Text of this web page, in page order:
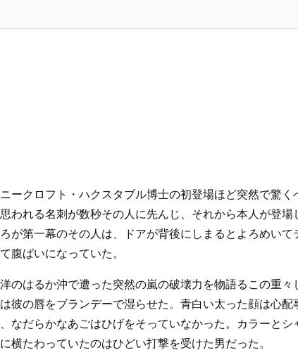
クロフト・ハクスタブル博士の初登場ほど突然で驚く
われる名刺が数秒その人に先んじ、それから本人が登
が第一幕のその人は、ドアが背後にしまるとよろめいて
腹ばいになっていた。
のはるか沖で遭った突然の嵐の破壊力を物語るこの重々
の唇をブランデーで湿らせた。青白い太った顔は心配
なだらかなあごはひげをそっていなかった。カラーとシ
横たわっていたのはひどい打撃を受けた男だった。